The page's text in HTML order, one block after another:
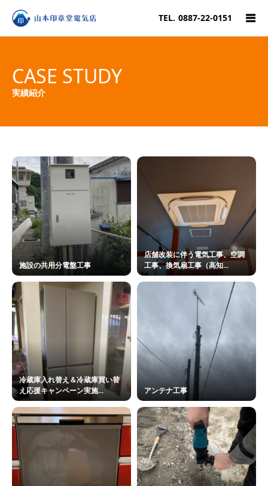
TEL. 0887-22-0151
CASE STUDY
実績紹介
施設の共用分電盤工事
店舗改装に伴う電気工事、空調
工事、換気扇工事（高知...
冷蔵庫入れ替え＆冷蔵庫買い替
え応援キャンペーン実施...
アンテナ工事